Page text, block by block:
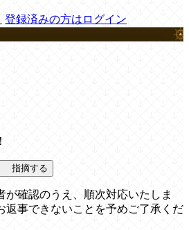
登録済みの方はログイン
指摘する
が確認のうえ、順次対応いたしま
返事できないことを予めご了承くだ